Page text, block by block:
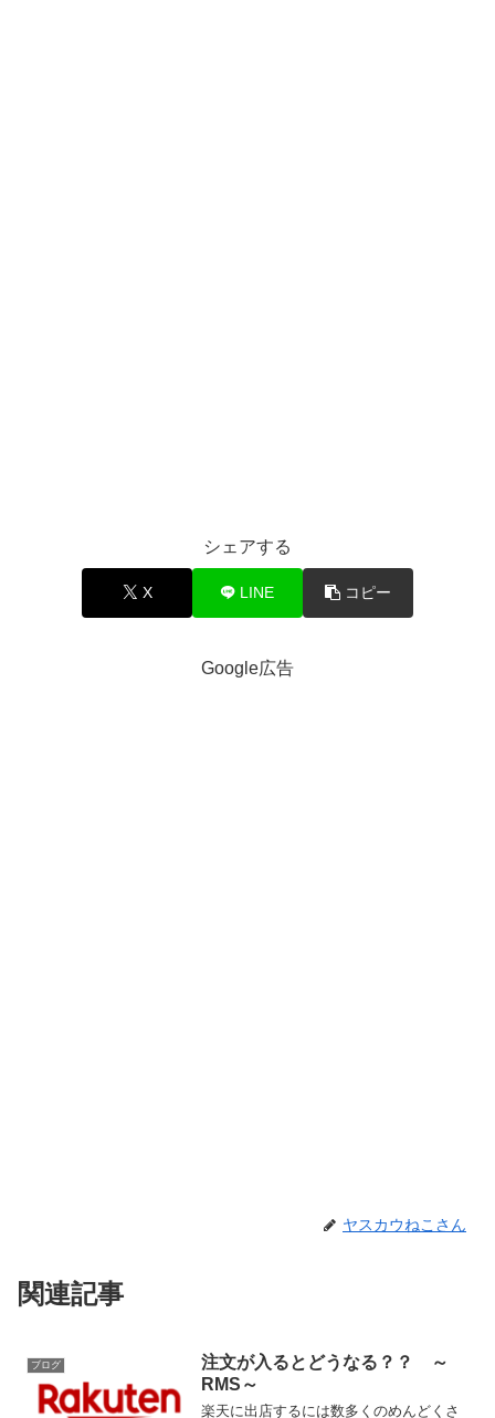
シェアする
X LINE コピー
Google広告
ヤスカウねこさん
関連記事
ブログ
注文が入るとどうなる？？ ～
RMS～
楽天に出店するには数多くのめんどくさ